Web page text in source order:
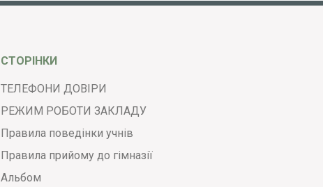
СТОРІНКИ
ТЕЛЕФОНИ ДОВІРИ
РЕЖИМ РОБОТИ ЗАКЛАДУ
Правила поведінки учнів
Правила прийому до гімназії
Альбом